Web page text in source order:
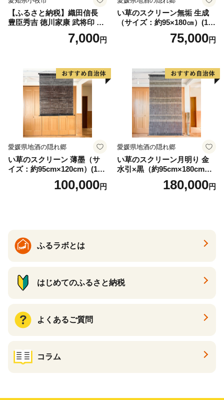
【ふるさと納税】織田信長
豊臣秀吉 徳川家康 武将印 花
押印 6枚 セット イラスト 戦
国 武将 小牧山城 墨絵 龍画師
グッズ 愛知県 小牧市 お取り
寄せ 送料無料
7,000円
い草のスクリーン無垢 生成
（サイズ：約95×180㎝）(14
75,000円
愛媛県地酒の隠れ郷
い草のスクリーン 薄墨（サ
イズ：約95cm×120cm）(14
100,000円
愛媛県地酒の隠れ郷
い草のスクリーン月明り 金
水引×黒（約95cm×180cm）
180,000円
ふるラボとは
はじめてのふるさと納税
よくあるご質問
コラム